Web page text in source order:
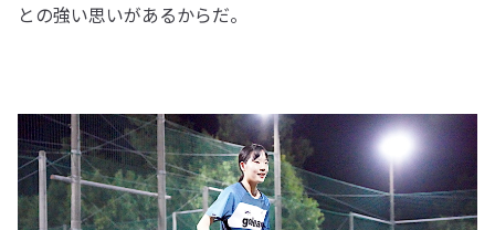
との強い思いがあるからだ。